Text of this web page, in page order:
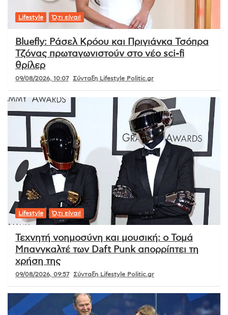
Lifestyle Ό,τι είναι!
Bluefly: Ράσελ Κρόου και Πριγιάνκα Τσόπρα
Τζόνας πρωταγωνιστούν στο νέο sci-fi
θρίλερ
09/08/2026, 10:07 Σύνταξη Lifestyle Politic.gr
Lifestyle Ό,τι είναι!
Τεχνητή νοημοσύνη και μουσική: ο Τομά
Μπανγκαλτέ των Daft Punk απορρίπτει τη
χρήση της
09/08/2026, 09:57 Σύνταξη Lifestyle Politic.gr